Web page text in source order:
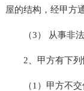
屋的结构，经甲方
（3） 从事非法
2、甲方有下列
（1）甲方不交付